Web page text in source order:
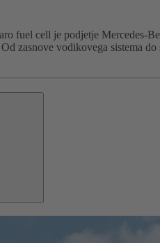
fuel cell je podjetje Mercedes-
zasnove vodikovega